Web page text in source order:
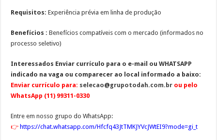
Requisitos:Experiência prévia em linha de produção
Benefícios : Benefícios compatíveis com o mercado (informados no
processo seletivo)
Interessados Enviar currículo para o e-mail ou WHATSAPP
indicado na vaga ou comparecer ao local informado a baixo:
Enviar currículo para: selecao@grupotodah.com.br ou pelo
WhatsApp (11) 99311-0330
Entre em nosso grupo do WhatsApp:
👉 https://chat.whatsapp.com/Hfcfq43JtTMKJYVcJWtEI9?mode=gi_t